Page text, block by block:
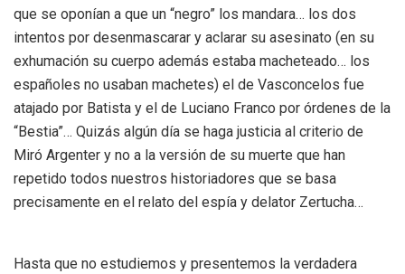
que se oponían a que un “negro” los mandara… los dos
intentos por desenmascarar y aclarar su asesinato (en su
exhumación su cuerpo además estaba macheteado… los
españoles no usaban machetes) el de Vasconcelos fue
atajado por Batista y el de Luciano Franco por órdenes de la
“Bestia”… Quizás algún día se haga justicia al criterio de
Miró Argenter y no a la versión de su muerte que han
repetido todos nuestros historiadores que se basa
precisamente en el relato del espía y delator Zertucha…
Hasta que no estudiemos y presentemos la verdadera